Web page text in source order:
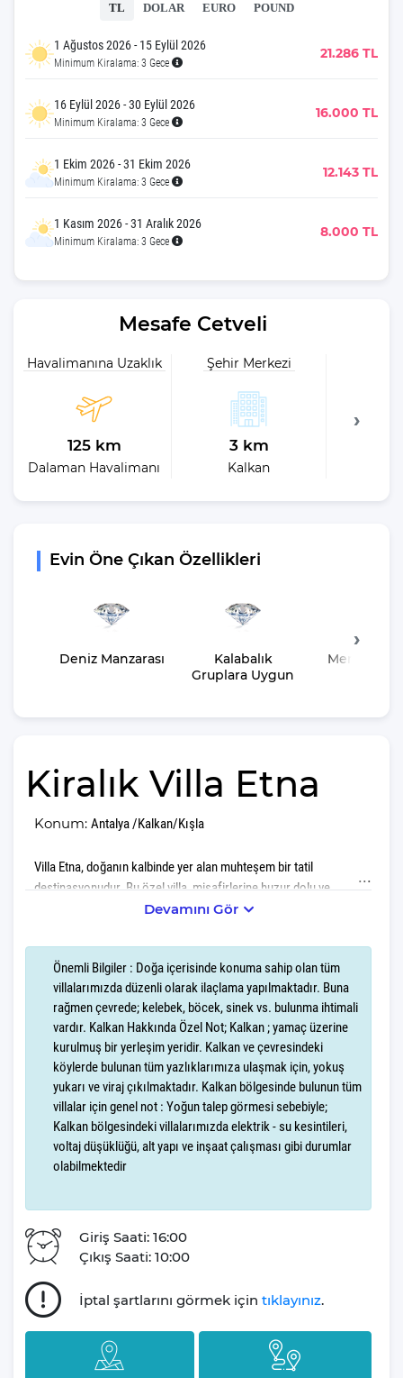
TL DOLAR EURO POUND
1 Ağustos 2026 - 15 Eylül 2026
Minimum Kiralama: 3 Gece
21.286 TL
16 Eylül 2026 - 30 Eylül 2026
Minimum Kiralama: 3 Gece
16.000 TL
1 Ekim 2026 - 31 Ekim 2026
Minimum Kiralama: 3 Gece
12.143 TL
1 Kasım 2026 - 31 Aralık 2026
Minimum Kiralama: 3 Gece
8.000 TL
Mesafe Cetveli
Havalimanına Uzaklık
125 km
Dalaman Havalimanı
Şehir Merkezi
3 km
Kalkan
Evin Öne Çıkan Özellikleri
Deniz Manzarası
Kalabalık
Gruplara Uygun
Merkeze
Kiralık Villa Etna
Konum: Antalya /Kalkan/Kışla
Villa Etna, doğanın kalbinde yer alan muhteşem bir tatil
destinasyonudur. Bu özel villa, misafirlerine huzur dolu ve
unutulmaz anlar yaşatma amacıyla her detayıyla düşünülmüştür.
Villa Etna,Kışla bölgesi'nin nefes kesen doğası içerisinde yer alır.
Sabahları kuş cıvıltılarıyla uyanacak, gün boyu doğanın taptaze
havasını soluyarak stres ve yorgunluktan arınacaksınız.
Villa Etna, 8 kişilik konaklama kapasitesine sahiptir. 4 yatak
odası,5 yatak ve 4 banyosuyla, misafirlerine geniş ve konforlu bir
yaşam alanı sunar. Modern ve şık bir dekorasyonla donatılmış
olan Villa Etna, tatiliniz boyunca evinizin rahatlığını aratmayacak.
Villa Etna doğa içerisinde lüks ve konforu bir arada yaşamak
isteyenler için ideal bir seçimdir. Hem balayı çiftleri için romantik
Tatilseverlerin unutulmaz anılar biriktirerek evlerine dönmesini
amaçlayan Villa Gezegeni, siz ve sevdiklerinizle paylaşılan her
özel anın bir parçası olmayı gönülden arzular.
Tatil planlarınızın sizin için ne kadar kıymetli olduğunu derinden
bilen firmamız, tatil süreciniz boyunca yanınızda olmayı taahhüt
eder. Deneyimli ekibimiz, sizlere kesintisiz, eğlenceli ve huzur
Devamını Gör
Önemli Bilgiler : Doğa içerisinde konuma sahip olan tüm
villalarımızda düzenli olarak ilaçlama yapılmaktadır. Buna
rağmen çevrede; kelebek, böcek, sinek vs. bulunma ihtimali
vardır. Kalkan Hakkında Özel Not; Kalkan ; yamaç üzerine
kurulmuş bir yerleşim yeridir. Kalkan ve çevresindeki
köylerde bulunan tüm yazlıklarımıza ulaşmak için, yokuş
yukarı ve viraj çıkılmaktadır. Kalkan bölgesinde bulunun tüm
villalar için genel not : Yoğun talep görmesi sebebiyle;
Kalkan bölgesindeki villalarımızda elektrik - su kesintileri,
voltaj düşüklüğü, alt yapı ve inşaat çalışması gibi durumlar
olabilmektedir
Giriş Saati: 16:00
Çıkış Saati: 10:00
İptal şartlarını görmek için tıklayınız.